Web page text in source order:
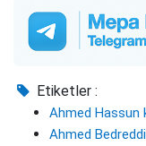
Etiketler :
Ahmed Hassun
Ahmed